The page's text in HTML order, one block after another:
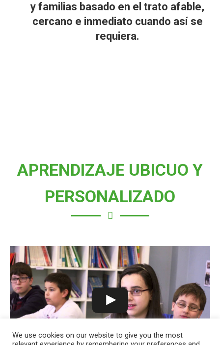
y familias basado en el trato afable,
cercano e inmediato cuando así se
requiera.
APRENDIZAJE UBICUO Y
PERSONALIZADO
We use cookies on our website to give you the most